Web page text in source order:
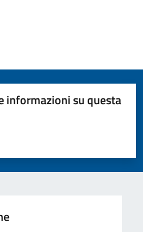
informazioni su questa
su 5
5